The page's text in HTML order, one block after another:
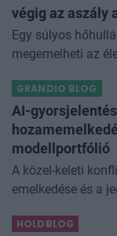
végig az aszály
Egy súlyos
megemelheti az
még az állam
GRANDIO BLOG
AI-
modellportfólió
A közel-keleti
emelkedése és a
miközben a jelentő
HOLDBLOG